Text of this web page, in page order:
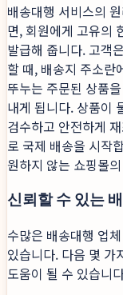
배송대행 서비스의
면, 회원에게 고유의
발급해 줍니다. 고객
할 때, 배송지 주소란
뚜누는 주문된 상품
내게 됩니다. 상품이
검수하고 안전하게
로 국제 배송을 시작
원하지 않는 쇼핑몰
신뢰할 수 있는
수많은 배송대행 업
있습니다. 다음 몇 가
도움이 될 수 있습니